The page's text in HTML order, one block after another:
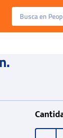
Busca en
Tenis
Reebok